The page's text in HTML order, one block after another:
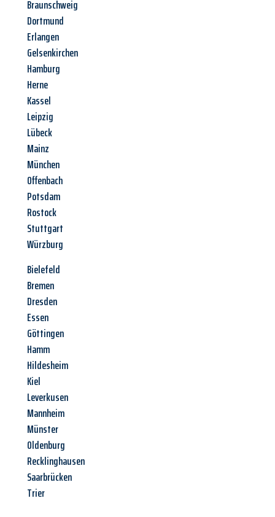
Braunschweig
Dortmund
Erlangen
Gelsenkirchen
Hamburg
Herne
Kassel
Leipzig
Lübeck
Mainz
München
Offenbach
Potsdam
Rostock
Stuttgart
Würzburg
Bielefeld
Bremen
Dresden
Essen
Göttingen
Hamm
Hildesheim
Kiel
Leverkusen
Mannheim
Münster
Oldenburg
Recklinghausen
Saarbrücken
Trier